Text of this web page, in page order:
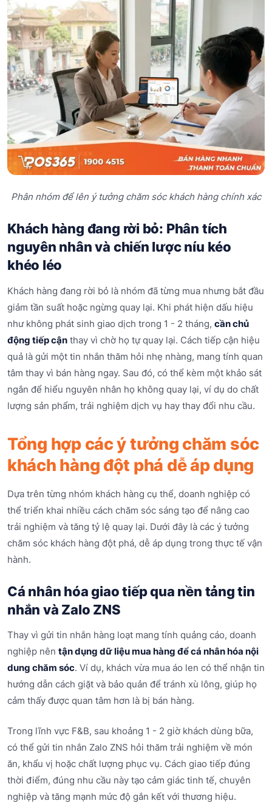
Phân nhóm để lên ý tưởng chăm sóc khách hàng chính xác
Khách hàng đang rời bỏ: Phân tích
nguyên nhân và chiến lược níu kéo
khéo léo
Khách hàng đang rời bỏ là nhóm đã từng mua nhưng bắt đầu
giảm tần suất hoặc ngừng quay lại. Khi phát hiện dấu hiệu
như không phát sinh giao dịch trong 1 - 2 tháng, cần chủ
động tiếp cận thay vì chờ họ tự quay lại. Cách tiếp cận hiệu
quả là gửi một tin nhắn thăm hỏi nhẹ nhàng, mang tính quan
tâm thay vì bán hàng ngay. Sau đó, có thể kèm một khảo sát
ngắn để hiểu nguyên nhân họ không quay lại, ví dụ do chất
lượng sản phẩm, trải nghiệm dịch vụ hay thay đổi nhu cầu.
Tổng hợp các ý tưởng chăm sóc
khách hàng đột phá dễ áp dụng
Dựa trên từng nhóm khách hàng cụ thể, doanh nghiệp có
thể triển khai nhiều cách chăm sóc sáng tạo để nâng cao
trải nghiệm và tăng tỷ lệ quay lại. Dưới đây là các ý tưởng
chăm sóc khách hàng đột phá, dễ áp dụng trong thực tế vận
hành.
Cá nhân hóa giao tiếp qua nền tảng tin
nhắn và Zalo ZNS
Thay vì gửi tin nhắn hàng loạt mang tính quảng cáo, doanh
nghiệp nên tận dụng dữ liệu mua hàng để cá nhân hóa nội
dung chăm sóc. Ví dụ, khách vừa mua áo len có thể nhận tin
hướng dẫn cách giặt và bảo quản để tránh xù lông, giúp họ
cảm thấy được quan tâm hơn là bị bán hàng.
Trong lĩnh vực F&B, sau khoảng 1 - 2 giờ khách dùng bữa,
có thể gửi tin nhắn Zalo ZNS hỏi thăm trải nghiệm về món
ăn, khẩu vị hoặc chất lượng phục vụ. Cách giao tiếp đúng
thời điểm, đúng nhu cầu này tạo cảm giác tinh tế, chuyên
nghiệp và tăng mạnh mức độ gắn kết với thương hiệu.